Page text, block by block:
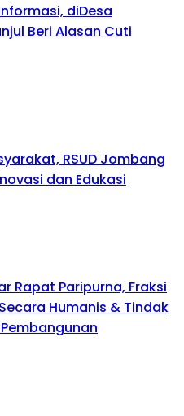
diDesa
Beri Alasan Cuti
RSUD Jombang
dan Edukasi
Rapat Paripurna, Fraksi
Humanis & Tindak